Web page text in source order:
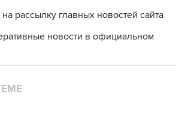
рассылку главных новостей сайта
новости в официальном